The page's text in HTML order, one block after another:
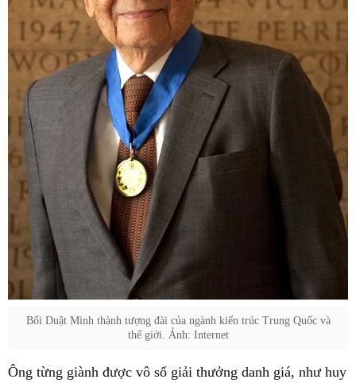
Bối Duật Minh thành tượng đài của ngành kiến trúc Trung Quốc và
thế giới. Ảnh: Internet
Ông từng giành được vô số giải thưởng danh giá, như huy